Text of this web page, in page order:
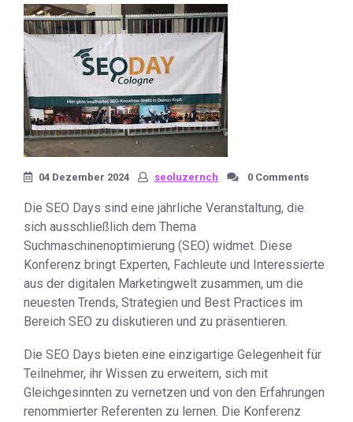
04 Dezember 2024 seoluzernch 0 Comments
Die SEO Days sind eine jährliche Veranstaltung, die
sich ausschließlich dem Thema
Suchmaschinenoptimierung (SEO) widmet. Diese
Konferenz bringt Experten, Fachleute und Interessierte
aus der digitalen Marketingwelt zusammen, um die
neuesten Trends, Strategien und Best Practices im
Bereich SEO zu diskutieren und zu präsentieren.
Die SEO Days bieten eine einzigartige Gelegenheit für
Teilnehmer, ihr Wissen zu erweitern, sich mit
Gleichgesinnten zu vernetzen und von den Erfahrungen
renommierter Referenten zu lernen. Die Konferenz